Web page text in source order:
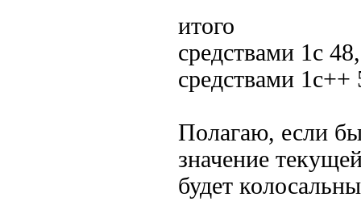
итого
средствами 1с
средствами 1с++
Полагаю, если
значение
будет